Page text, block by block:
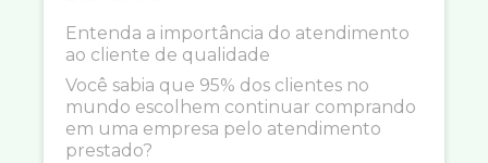
Entenda a importância do atendimento
ao cliente de qualidade
Você sabia que 95% dos clientes no
mundo escolhem continuar comprando
em uma empresa pelo atendimento
prestado?